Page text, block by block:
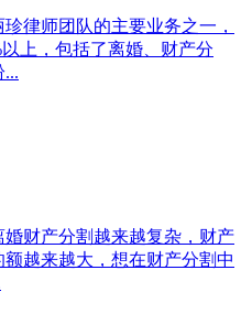
师团队的主要业务之一，
上，包括了离婚、财产分
...
财产分割越来越复杂，财产
越来越大，想在财产分割中